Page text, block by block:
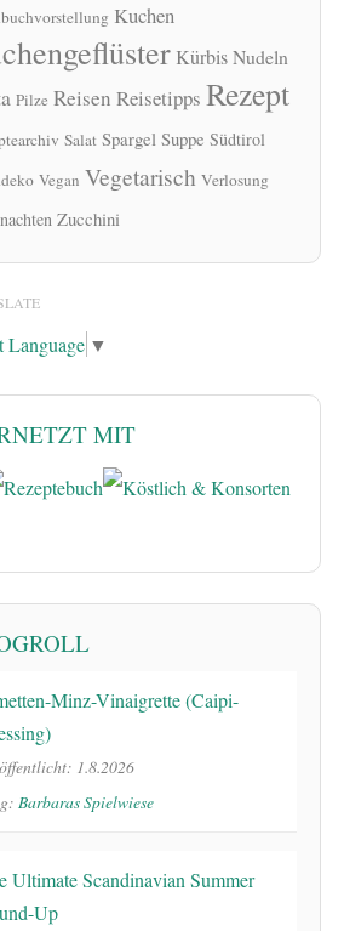
Kuchen
KürbisNudeln
Pilze Reisen Reisetipps Rezept
Salat Spargel Suppe Südtirol
Vegan Vegetarisch Verlosung
Zucchini
Language ▼
MIT
Minz-Vinaigrette (Caipi-
1.8.2026
Barbaras Spielwiese
Ultimate Scandinavian Summer
Up